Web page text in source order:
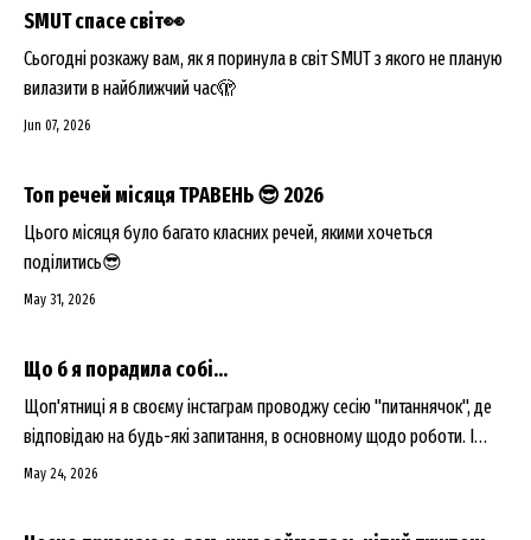
SMUT спасе світ👀
Сьогодні розкажу вам, як я поринула в світ SMUT з якого не планую
вилазити в найближчий час🫣
Jun 07, 2026
Топ речей місяця ТРАВЕНЬ 😎 2026
Цього місяця було багато класних речей, якими хочеться
поділитись😎
May 31, 2026
Що б я порадила собі...
Щоп'ятниці я в своєму інстаграм проводжу сесію "питаннячок", де
відповідаю на будь-які запитання, в основному щодо роботи. І
каждої, каждої п'ятниці хтось задає мені запитання "що б я
May 24, 2026